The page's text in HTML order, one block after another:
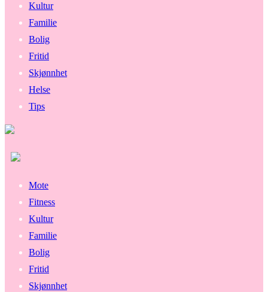
Kultur
Familie
Bolig
Fritid
Skjønnhet
Helse
Tips
Mote
Fitness
Kultur
Familie
Bolig
Fritid
Skjønnhet